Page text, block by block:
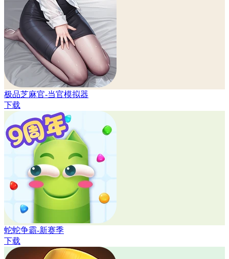
极品芝麻官-当官模拟器
下载
蛇蛇争霸-新赛季
下载